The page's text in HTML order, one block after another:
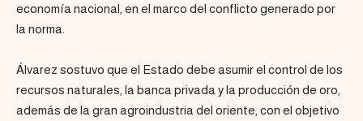
economía nacional, en el marco del conflicto generado por
la norma.
Álvarez sostuvo que el Estado debe asumir el control de los
recursos naturales, la banca privada y la producción de oro,
además de la gran agroindustria del oriente, con el objetivo